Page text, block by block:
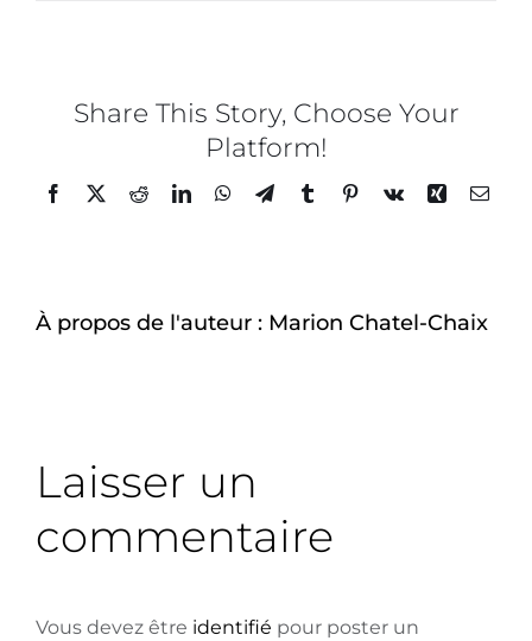
TEDx
À-propos
Share This Story, Choose Your
Platform!
Facebook
TwitterRedditLinkedInWhatsApp
TelegramTumblrPinterest
Vk Xing Email
À propos de l'auteur : Marion Chatel-Chaix
Laisser un
commentaire
Vous devez être identifié pour poster un